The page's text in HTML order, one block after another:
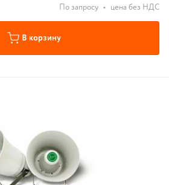
По запросу • цена без НДС
В корзину